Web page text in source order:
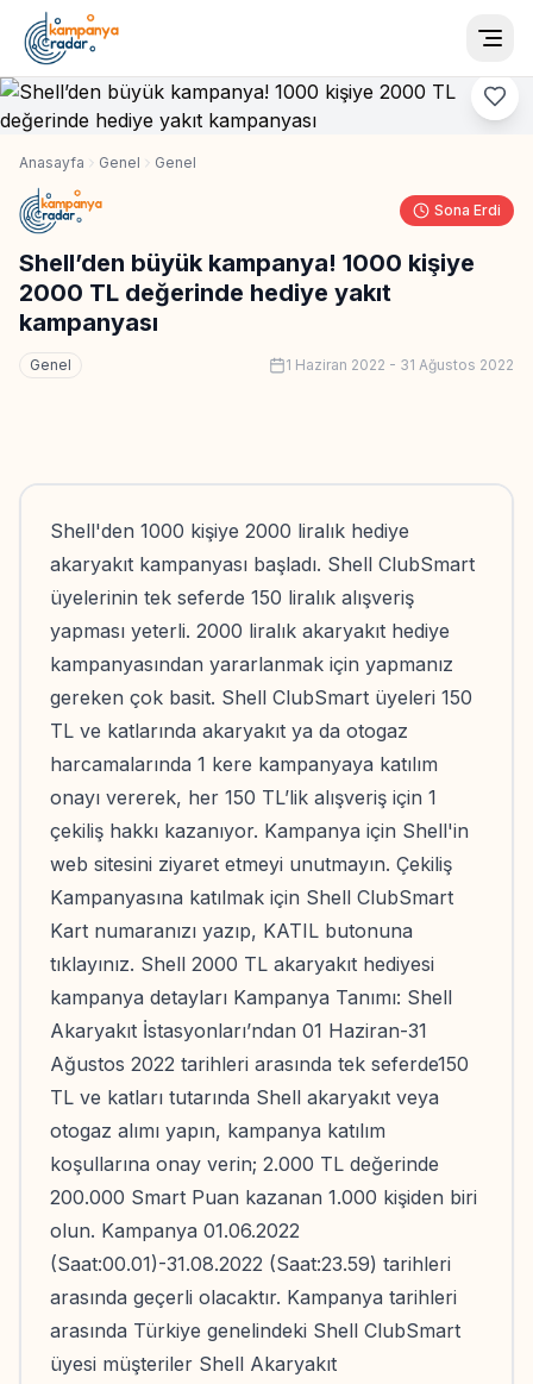
Anasayfa Genel Genel
Sona Erdi
Shell’den büyük kampanya! 1000 kişiye
2000 TL değerinde hediye yakıt
kampanyası
Genel 1 Haziran 2022 - 31 Ağustos 2022
Shell'den 1000 kişiye 2000 liralık hediye
akaryakıt kampanyası başladı. Shell ClubSmart
üyelerinin tek seferde 150 liralık alışveriş
yapması yeterli. 2000 liralık akaryakıt hediye
kampanyasından yararlanmak için yapmanız
gereken çok basit. Shell ClubSmart üyeleri 150
TL ve katlarında akaryakıt ya da otogaz
harcamalarında 1 kere kampanyaya katılım
onayı vererek, her 150 TL’lik alışveriş için 1
çekiliş hakkı kazanıyor. Kampanya için Shell'in
web sitesini ziyaret etmeyi unutmayın. Çekiliş
Kampanyasına katılmak için Shell ClubSmart
Kart numaranızı yazıp, KATIL butonuna
tıklayınız. Shell 2000 TL akaryakıt hediyesi
kampanya detayları Kampanya Tanımı: Shell
Akaryakıt İstasyonları’ndan 01 Haziran-31
Ağustos 2022 tarihleri arasında tek seferde150
TL ve katları tutarında Shell akaryakıt veya
otogaz alımı yapın, kampanya katılım
koşullarına onay verin; 2.000 TL değerinde
200.000 Smart Puan kazanan 1.000 kişiden biri
olun. Kampanya 01.06.2022
(Saat:00.01)-31.08.2022 (Saat:23.59) tarihleri
arasında geçerli olacaktır. Kampanya tarihleri
arasında Türkiye genelindeki Shell ClubSmart
üyesi müşteriler Shell Akaryakıt